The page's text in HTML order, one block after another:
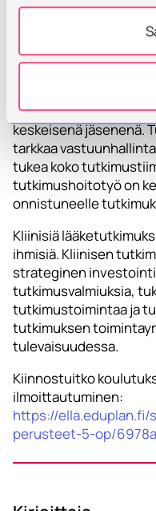
Hoitajataustaisille
valmiudet ja
tutkimushoitajan
toteutuksessa ja
keskeisenä jäsenenä.
tarkkaa
tukea koko
tutkimushoitotyö on
onnistuneelle
Kliinisiä
ihmisiä. Kliinisen
strateginen
tutkimusvalmiuksia,
tutkimustoimintaa ja
tutkimuksen
tulevaisuudessa.
Kiinnostuitko
ilmoittautuminen:
https://
perusteet-5-op/